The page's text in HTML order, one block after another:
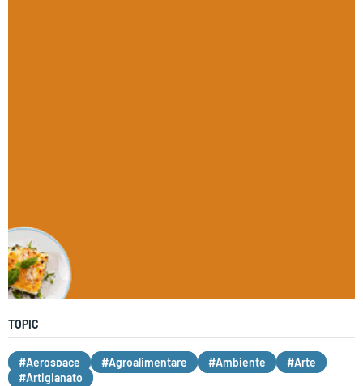
TOPIC
#Aerospace #Agroalimentare #Ambiente
#Arte
#Artigianato